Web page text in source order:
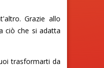
Grazie allo
ciò che si adatta
trasformarti da